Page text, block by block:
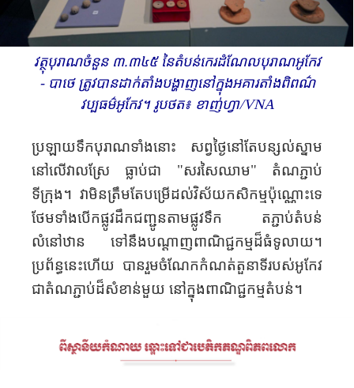
វត្ថុបុរាណចំនួន ៣.៣៤៥ នៃតំបន់កេរដំណែលបុរាណ​អូកែវ
- បាថេ ត្រូវបានដាក់តាំងបង្ហាញនៅក្នុងអគារ​តាំងពិពណ៌
វប្បធម៌អូកែវ។ រូបថត៖ ខាញ់​ហ្វា/VNA
ប្រឡាយទឹកបុរាណទាំងនោះ សព្វថ្ងៃនៅតែបន្សល់ស្នាម
នៅលើវាលស្រែ ធ្លាប់ជា "សរសៃឈាម" តំណភ្ជាប់
ទីក្រុង។ វាមិនត្រឹមតែបម្រើដល់វិស័យកសិកម្មប៉ុណ្ណោះទេ
ថែមទាំងបើកផ្លូវដឹកជញ្ជូនតាម​ផ្លូវទឹក តភ្ជាប់តំបន់
លំនៅឋាន ទៅនឹងបណ្តាញពាណិជ្ជកម្មដ៏ធំទូលាយ។
ប្រព័ន្ធនេះហើយ បានរួមចំណែកកំណត់តួនាទីរបស់អូកែវ
ជាតំណភ្ជាប់ដ៏សំខាន់មួយ នៅក្នុងពាណិជ្ជកម្មតំបន់។